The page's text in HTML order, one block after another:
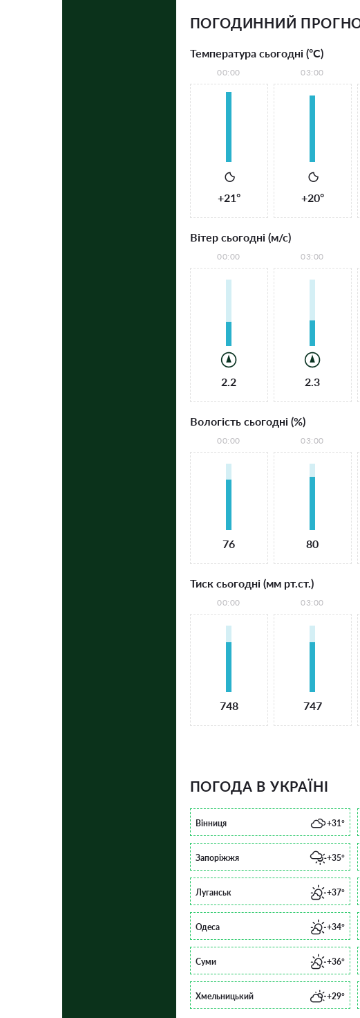
ПОГОДИННИЙ
Температура сьогодні (°С)
00:00
+21°
03:00
+20°
Вітер сьогодні (м/с)
00:00
2.2
03:00
2.3
Вологість сьогодні (%)
00:00
76
03:00
80
Тиск сьогодні (мм рт.ст.)
00:00
748
03:00
747
ПОГОДА В УКРАЇНІ
Вінниця +31°
Запоріжжя +35°
Луганськ +37°
Одеса +34°
Суми +36°
Хмельницький +29°